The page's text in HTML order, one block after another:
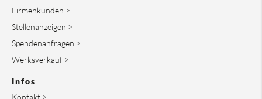
Firmenkunden >
Stellenanzeigen >
Spendenanfragen >
Werksverkauf >
Infos
Kontakt >